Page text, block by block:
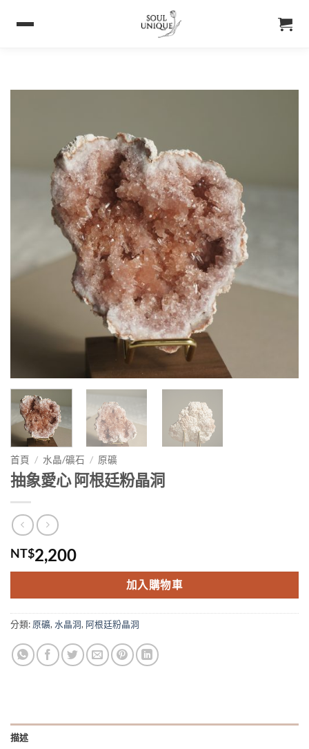
首頁 / 水晶/礦石 / 原礦
抽象愛心 阿根廷粉晶洞
NT$2,200
加入購物車
分類: 原礦, 水晶洞, 阿根廷粉晶洞
描述